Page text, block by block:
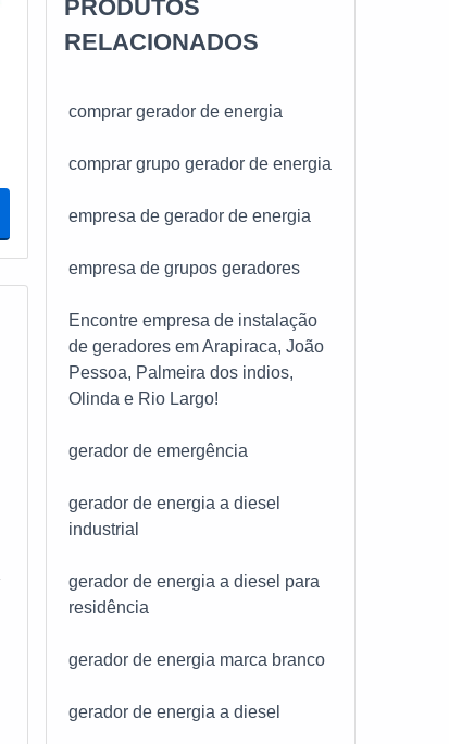
PRODUTOS
RELACIONADOS
comprar gerador de energia
comprar grupo gerador de energia
empresa de gerador de energia
empresa de grupos geradores
Encontre empresa de instalação
de geradores em Arapiraca, João
Pessoa, Palmeira dos indios,
Olinda e Rio Largo!
gerador de emergência
gerador de energia a diesel
industrial
gerador de energia a diesel para
residência
gerador de energia marca branco
gerador de energia a diesel